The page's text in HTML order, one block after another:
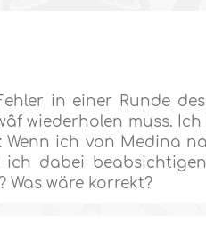
in einer Runde des
wiederholen muss.
Wenn ich von Medina
dabei
Was wäre korrekt?